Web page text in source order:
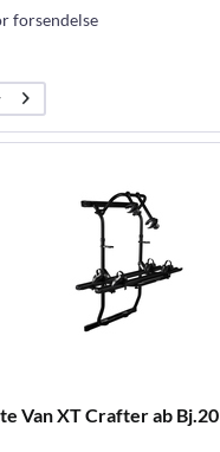
forsendelse
Van XT Crafter ab